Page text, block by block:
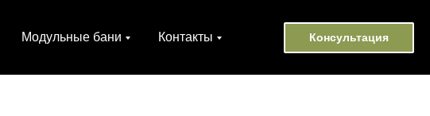
Модульные бани Контакты Консультация